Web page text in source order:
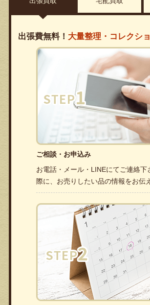
出張費無料！ 大量整理・コレクシ
ご相談・お申込み
お電話・メール・LINEにてご連絡下
際に、お売りしたい品の情報をお伝